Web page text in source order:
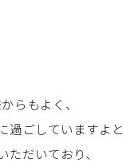
らもよく、
過ごしていますよと
だいており、